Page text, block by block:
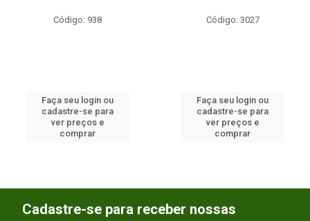
Código: 938
Faça seu login ou
cadastre-se para
ver preços e
comprar
Código: 3027
Faça seu login ou
cadastre-se para
ver preços e
comprar
Cadastre-se para receber nossas